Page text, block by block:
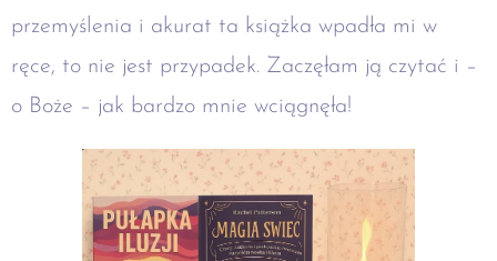
przemyślenia i akurat ta książka wpadła mi w
ręce, to nie jest przypadek. Zaczęłam ją czytać i –
o Boże – jak bardzo mnie wciągnęła!